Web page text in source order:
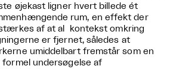
øjekast ligner hvert billede ét
rum, en effekt der
af at al kontekst omkring
er fjernet, således at
umiddelbart fremstår som en
formel undersøgelse af